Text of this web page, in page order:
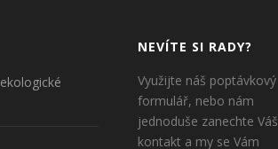
NEVÍTE SI RADY?
Využijte náš poptávkový
formulář, nebo nám
jednoduše zanechte Váš
kontakt a my se Vám